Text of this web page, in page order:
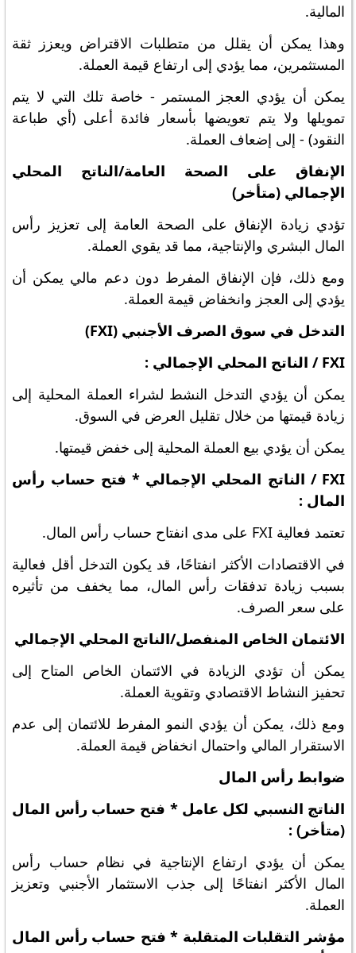
المالية.
وهذا يمكن أن يقلل من متطلبات الاقتراض ويعزز ثقة
المستثمرين، مما يؤدي إلى ارتفاع قيمة العملة.
يمكن أن يؤدي العجز المستمر - خاصة تلك التي لا يتم
تمويلها ولا يتم تعويضها بأسعار فائدة أعلى (أي طباعة
النقود) - إلى إضعاف العملة.
الإنفاق على الصحة العامة/الناتج المحلي
الإجمالي (متأخر)
تؤدي زيادة الإنفاق على الصحة العامة إلى تعزيز رأس
المال البشري والإنتاجية، مما قد يقوي العملة.
ومع ذلك، فإن الإنفاق المفرط دون دعم مالي يمكن أن
يؤدي إلى العجز وانخفاض قيمة العملة.
التدخل في سوق الصرف الأجنبي (FXI)
FXI / الناتج المحلي الإجمالي :
يمكن أن يؤدي التدخل النشط لشراء العملة المحلية إلى
زيادة قيمتها من خلال تقليل العرض في السوق.
يمكن أن يؤدي بيع العملة المحلية إلى خفض قيمتها.
FXI / الناتج المحلي الإجمالي * فتح حساب رأس
المال :
تعتمد فعالية FXI على مدى انفتاح حساب رأس المال.
في الاقتصادات الأكثر انفتاحًا، قد يكون التدخل أقل فعالية
بسبب زيادة تدفقات رأس المال، مما يخفف من تأثيره
على سعر الصرف.
الائتمان الخاص المنفصل/الناتج المحلي الإجمالي
يمكن أن تؤدي الزيادة في الائتمان الخاص المتاح إلى
تحفيز النشاط الاقتصادي وتقوية العملة.
ومع ذلك، يمكن أن يؤدي النمو المفرط للائتمان إلى عدم
الاستقرار المالي واحتمال انخفاض قيمة العملة.
ضوابط رأس المال
الناتج النسبي لكل عامل * فتح حساب رأس المال
(متأخر) :
يمكن أن يؤدي ارتفاع الإنتاجية في نظام حساب رأس
المال الأكثر انفتاحًا إلى جذب الاستثمار الأجنبي وتعزيز
العملة.
مؤشر التقلبات المتقلبة * فتح حساب رأس المال